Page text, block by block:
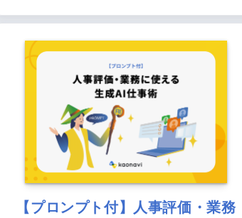
【プロンプト付】人事評価・業務